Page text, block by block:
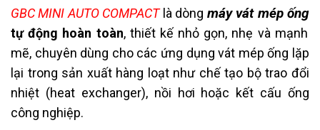
GBC MINI AUTO COMPACTlà dòng máy vát mép ống
tự động hoàn toàn, thiết kế nhỏ gọn, nhẹ và mạnh
mẽ, chuyên dùng cho các ứng dụng vát mép ống lặp
lại trong sản xuất hàng loạt như chế tạo bộ trao đổi
nhiệt (heat exchanger), nồi hơi hoặc kết cấu ống
công nghiệp.